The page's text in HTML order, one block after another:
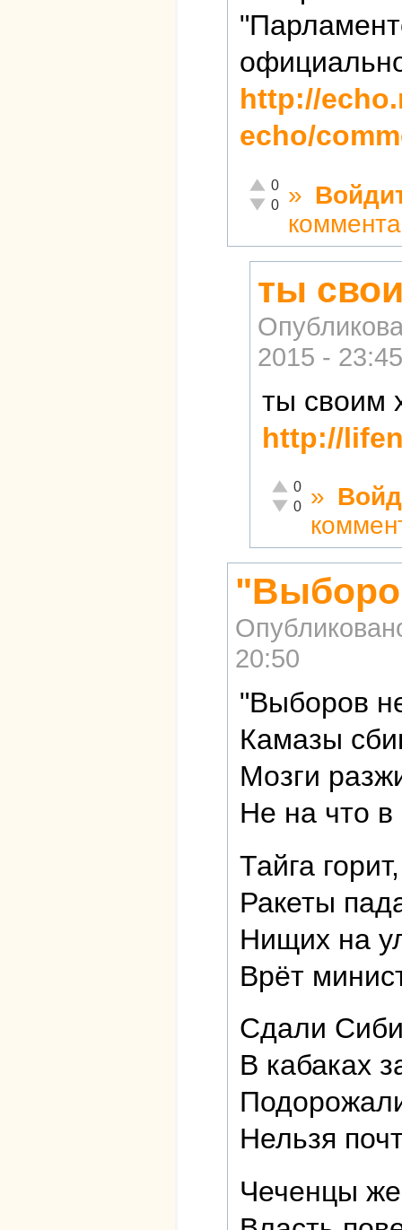
http://
echo/
Отлично!
0
Неадекватно!
0 »
ты
2015 - 23:45
ты своим
http://
Отлично!
0
Неадекватно!
0 »
20:50
"Выборов
Камазы
Мозги
Не на что в
Тайга
Ракеты
Нищих на
Врёт
Сдали
В кабаках
Нельзя
Чеченцы